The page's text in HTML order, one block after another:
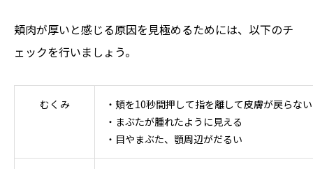
頬肉が厚いと感じる原因を見極めるためには、以下のチ
ェックを行いましょう。
むくみ
・頬を10秒間押して指を離して皮膚が戻らない
・まぶたが腫れたように見える
・目やまぶた、顎周辺がだるい